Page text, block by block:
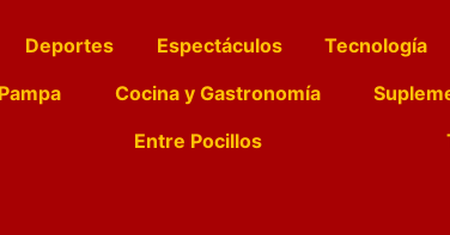
Deportes Espectáculos Tecnología
Cocina y Gastronomía
Entre Pocillos